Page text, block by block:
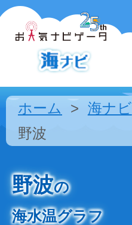
ホーム 海ナビ
野波
野波の
海水温グラフ